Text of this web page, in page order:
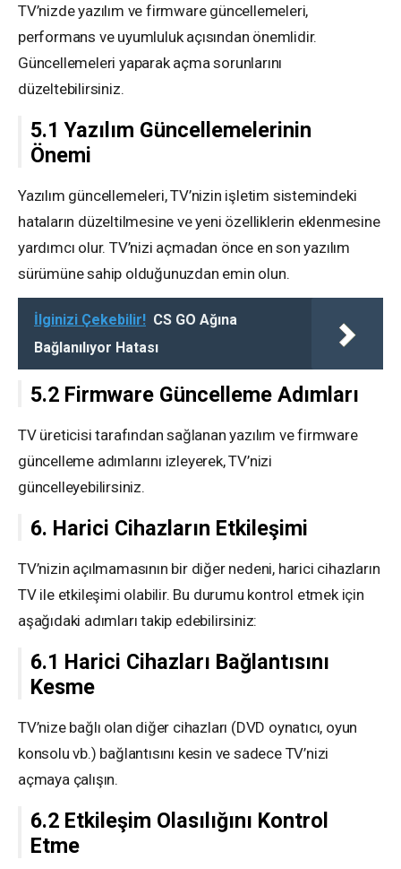
TV’nizde yazılım ve firmware güncellemeleri,
performans ve uyumluluk açısından önemlidir.
Güncellemeleri yaparak açma sorunlarını
düzeltebilirsiniz.
5.1 Yazılım Güncellemelerinin
Önemi
Yazılım güncellemeleri, TV’nizin işletim sistemindeki
hataların düzeltilmesine ve yeni özelliklerin eklenmesine
yardımcı olur. TV’nizi açmadan önce en son yazılım
sürümüne sahip olduğunuzdan emin olun.
İlginizi Çekebilir! CS GO Ağına
Bağlanılıyor Hatası
5.2 Firmware Güncelleme Adımları
TV üreticisi tarafından sağlanan yazılım ve firmware
güncelleme adımlarını izleyerek, TV’nizi
güncelleyebilirsiniz.
6. Harici Cihazların Etkileşimi
TV’nizin açılmamasının bir diğer nedeni, harici cihazların
TV ile etkileşimi olabilir. Bu durumu kontrol etmek için
aşağıdaki adımları takip edebilirsiniz:
6.1 Harici Cihazları Bağlantısını
Kesme
TV’nize bağlı olan diğer cihazları (DVD oynatıcı, oyun
konsolu vb.) bağlantısını kesin ve sadece TV’nizi
açmaya çalışın.
6.2 Etkileşim Olasılığını Kontrol
Etme